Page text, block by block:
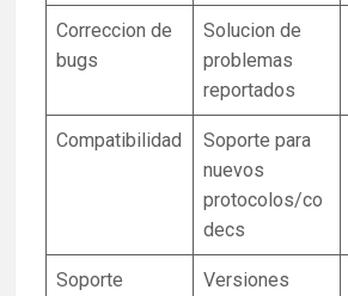
Correccion de
bugs
Solucion de
problemas
reportados
Compatibilidad
Soporte para
nuevos
protocolos/co
decs
Soporte
Versiones